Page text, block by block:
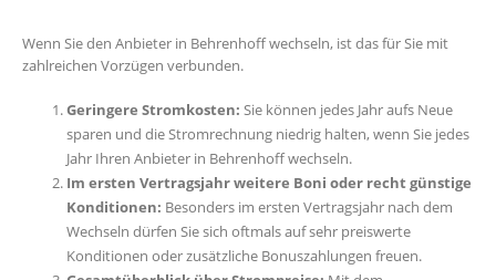
Wenn Sie den Anbieter in Behrenhoff wechseln, ist das für Sie mit
zahlreichen Vorzügen verbunden.
Geringere Stromkosten: Sie können jedes Jahr aufs Neue
sparen und die Stromrechnung niedrig halten, wenn Sie jedes
Jahr Ihren Anbieter in Behrenhoff wechseln.
Im ersten Vertragsjahr weitere Boni oder recht günstige
Konditionen: Besonders im ersten Vertragsjahr nach dem
Wechseln dürfen Sie sich oftmals auf sehr preiswerte
Konditionen oder zusätzliche Bonuszahlungen freuen.